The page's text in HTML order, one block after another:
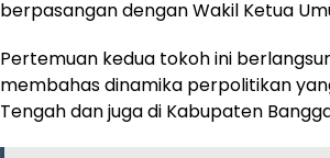
berpasangan dengan Wakil Ketua
Pertemuan kedua tokoh ini
membahas dinamika perpolitikan
Tengah dan juga di Kabupaten